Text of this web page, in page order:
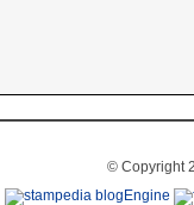
© Copyright